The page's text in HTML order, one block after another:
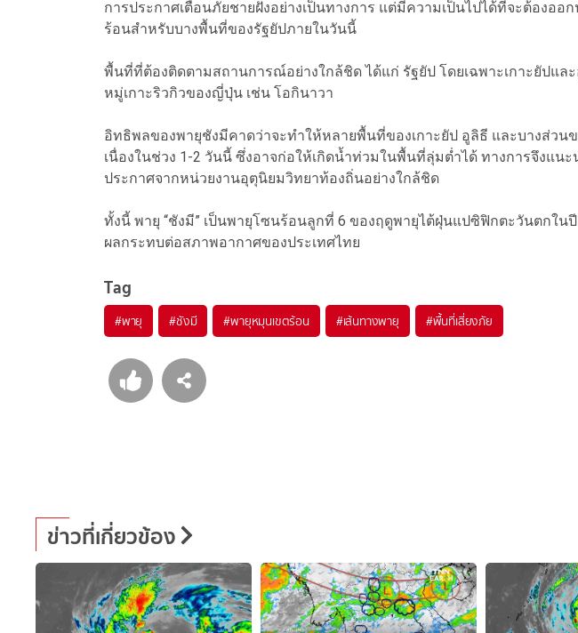
การประกาศเตือนภัยชายฝั่งอย่างเป็นทางการ แต่มีความเป็นไปได้ที่จะต้องออ
ร้อนสำหรับบางพื้นที่ของรัฐยัปภายในวันนี้
พื้นที่ที่ต้องติดตามสถานการณ์อย่างใกล้ชิด ได้แก่ รัฐยัป โดยเฉพาะเกาะยัปและ
หมู่เกาะริวกิวของญี่ปุ่น เช่น โอกินาวา
อิทธิพลของพายุชังมีคาดว่าจะทำให้หลายพื้นที่ของเกาะยัป อูลิธี และบางส่วน
เนื่องในช่วง 1-2 วันนี้ ซึ่งอาจก่อให้เกิดน้ำท่วมในพื้นที่ลุ่มต่ำได้ ทางการจึงแน
ประกาศจากหน่วยงานอุตุนิยมวิทยาท้องถิ่นอย่างใกล้ชิด
ทั้งนี้ พายุ “ชังมี” เป็นพายุโซนร้อนลูกที่ 6 ของฤดูพายุไต้ฝุ่นแปซิฟิกตะวันตกใน
ผลกระทบต่อสภาพอากาศของประเทศไทย
Tag
#พายุ #ชังมี #พายุหมุนเขตร้อน #เส้นทางพายุ #พื้นที่เสี่ยงภัย
ข่าวที่เกี่ยวข้อง